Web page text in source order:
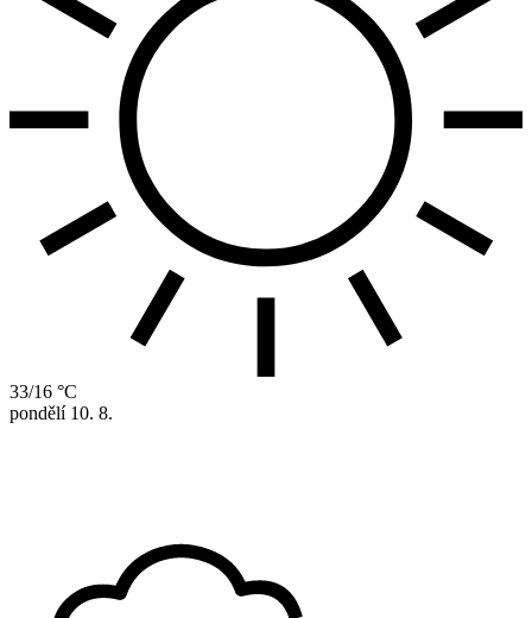
33/16 °C
pondělí 10. 8.